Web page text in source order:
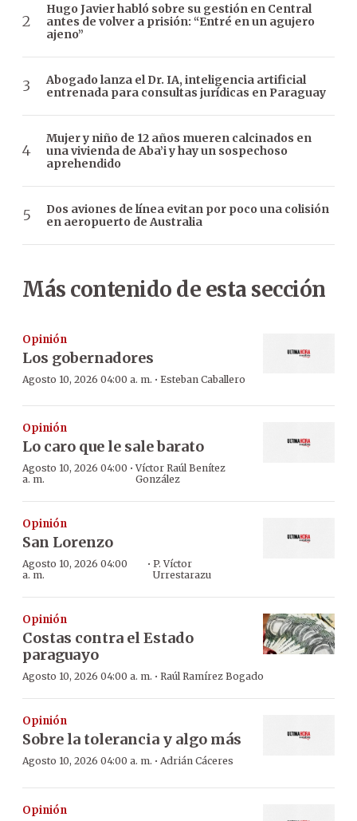
Hugo Javier habló sobre su gestión en Central
antes de volver a prisión: “Entré en un agujero
ajeno”
Abogado lanza el Dr. IA, inteligencia artificial
entrenada para consultas jurídicas en Paraguay
Mujer y niño de 12 años mueren calcinados en
una vivienda de Aba’i y hay un sospechoso
aprehendido
Dos aviones de línea evitan por poco una colisión
en aeropuerto de Australia
Más contenido de esta sección
Opinión
Los gobernadores
Agosto 10, 2026 04:00 a. m. · Esteban Caballero
Opinión
Lo caro que le sale barato
Agosto 10, 2026 04:00
a. m.
·Víctor Raúl Benítez
González
Opinión
San Lorenzo
Agosto 10, 2026 04:00
a. m.
· P. Víctor
Urrestarazu
Opinión
Costas contra el Estado
paraguayo
Agosto 10, 2026 04:00 a. m. · Raúl Ramírez Bogado
Opinión
Sobre la tolerancia y algo más
Agosto 10, 2026 04:00 a. m. · Adrián Cáceres
Opinión